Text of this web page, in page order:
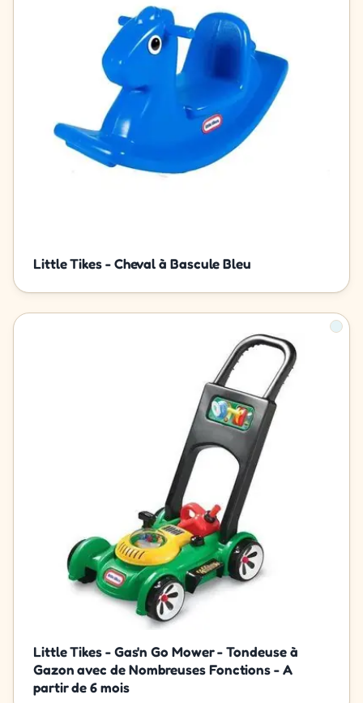
Little Tikes - Cheval à Bascule Bleu
Little Tikes - Gas'n Go Mower - Tondeuse à
Gazon avec de Nombreuses Fonctions - A
partir de 6 mois